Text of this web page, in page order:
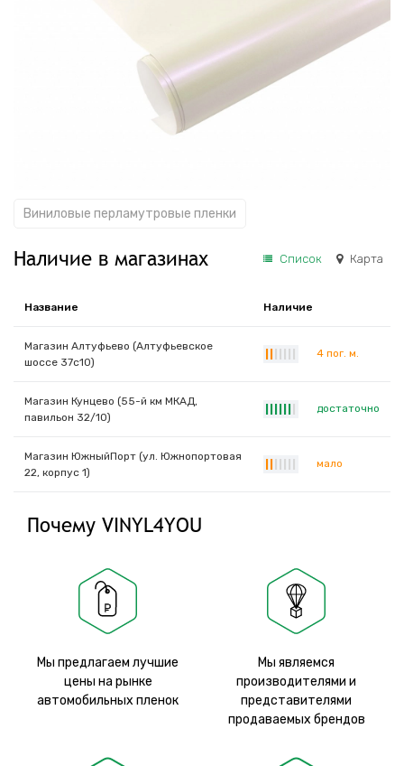
Виниловые перламутровые пленки
Наличие в магазинах Список Карта
Название Наличие
Магазин Алтуфьево (Алтуфьевское
шоссе 37с10)
4 пог. м.
Магазин Кунцево (55-й км МКАД,
павильон 32/10)
достаточно
Магазин ЮжныйПорт (ул. Южнопортовая
22, корпус 1)
мало
Почему VINYL4YOU
Мы предлагаем лучшие
цены на рынке
автомобильных пленок
Мы являемся
производителями и
представителями
продаваемых брендов